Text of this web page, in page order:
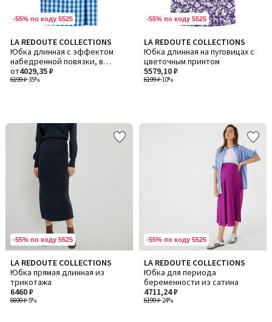
-55% по коду 5525
LA REDOUTE COLLECTIONS
Юбка длинная с эффектом
набедренной повязки, в
клетку
6199 ₽-35%
от4029,35 ₽
-55% по коду 5525
LA REDOUTE COLLECTIONS
Юбка длинная на пуговицах с
цветочным принтом
6199 ₽-10%
5579,10 ₽
-55% по коду 5525
LA REDOUTE COLLECTIONS
Юбка прямая длинная из
трикотажа
6800 ₽-5%
6460 ₽
-55% по коду 5525
LA REDOUTE COLLECTIONS
Юбка для периода
беременности из сатина
6199 ₽-24%
4711,24 ₽